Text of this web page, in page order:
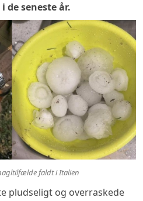
de seneste år.
faldt i Italien
pludseligt og overraskede